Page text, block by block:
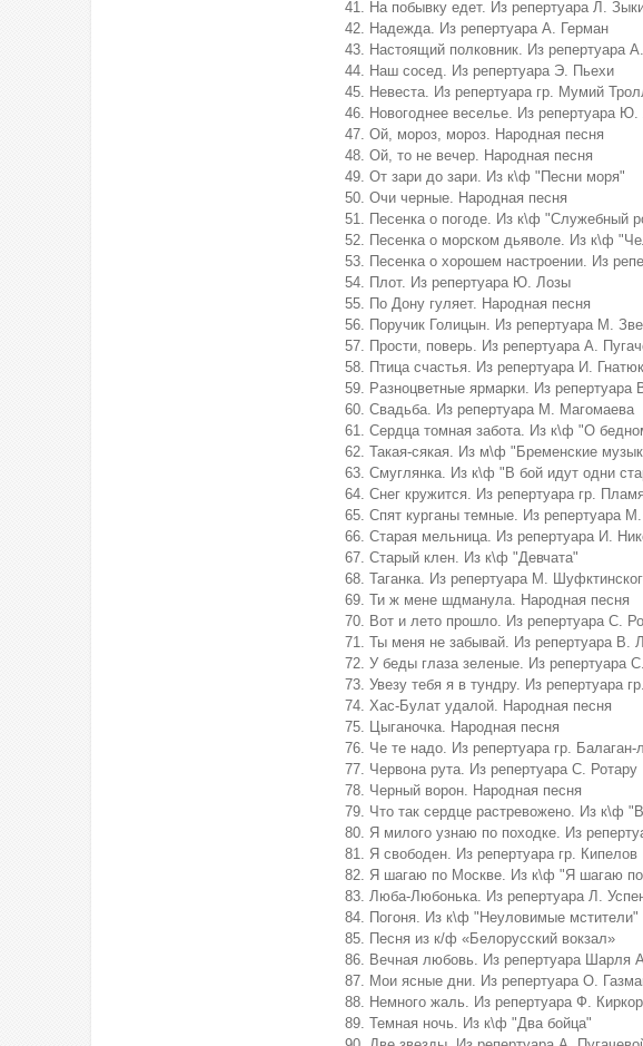
На побывку едет. Из репертуара Л.
Надежда. Из репертуара А. Герман
Настоящий полковник. Из репертуара
Наш сосед. Из репертуара Э. Пьехи
Невеста. Из репертуара гр. Мумий
Новогоднее веселье. Из репертуара
Ой, мороз, мороз. Народная песня
Ой, то не вечер. Народная песня
От зари до зари. Из к\ф "Песни моря"
Очи черные. Народная песня
Песенка о погоде. Из к\ф "Служебный
Песенка о морском дьяволе. Из к\ф
Песенка о хорошем настроении. Из
Плот. Из репертуара Ю. Лозы
По Дону гуляет. Народная песня
Поручик Голицын. Из репертуара М.
Прости, поверь. Из репертуара А.
Птица счастья. Из репертуара И.
Разноцветные ярмарки. Из репертуара
Свадьба. Из репертуара М. Магомаева
Сердца томная забота. Из к\ф "О
Такая-сякая. Из м\ф "Бременские
Смуглянка. Из к\ф "В бой идут одни
Снег кружится. Из репертуара гр. Пламя
Спят курганы темные. Из репертуара
Старая мельница. Из репертуара И.
Старый клен. Из к\ф "Девчата"
Таганка. Из репертуара М.
Ти ж мене шдманула. Народная песня
Вот и лето прошло. Из репертуара С.
Ты меня не забывай. Из репертуара В.
У беды глаза зеленые. Из репертуара
Увезу тебя я в тундру. Из репертуара
Хас-Булат удалой. Народная песня
Цыганочка. Народная песня
Че те надо. Из репертуара гр. Балаган-
Червона рута. Из репертуара С. Ротару
Черный ворон. Народная песня
Что так сердце растревожено. Из к\ф
Я милого узнаю по походке. Из
Я свободен. Из репертуара гр. Кипелов
Я шагаю по Москве. Из к\ф "Я шагаю
Люба-Любонька. Из репертуара Л.
Погоня. Из к\ф "Неуловимые мстители"
Песня из к/ф «Белорусский вокзал»
Вечная любовь. Из репертуара Шарля
Мои ясные дни. Из репертуара О.
Немного жаль. Из репертуара Ф.
Темная ночь. Из к\ф "Два бойца"